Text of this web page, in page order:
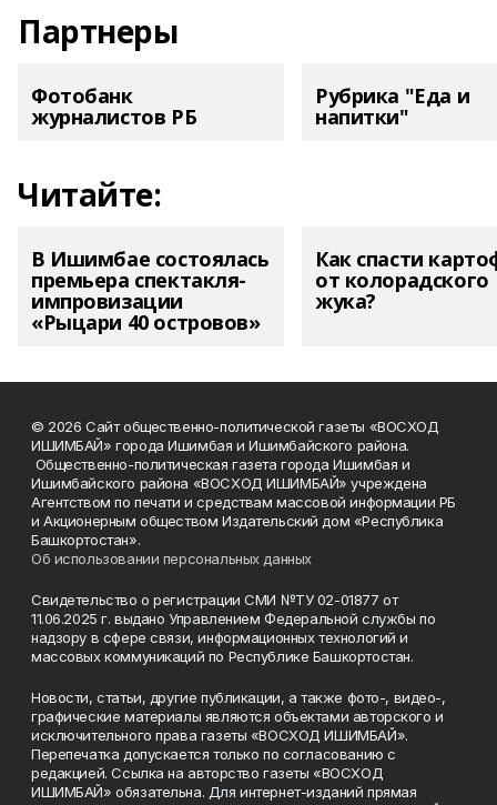
Партнеры
Фотобанк
журналистов РБ
Рубрика "Еда и
напитки"
Читайте:
В Ишимбае состоялась
премьера спектакля-
импровизации
«Рыцари 40 островов»
Как спасти
от колорадского
жука?
© 2026 Сайт общественно-политической газеты «ВОСХОД
ИШИМБАЙ» города Ишимбая и Ишимбайского района.
Общественно-политическая газета города Ишимбая и
Ишимбайского района «ВОСХОД ИШИМБАЙ» учреждена
Агентством по печати и средствам массовой информации РБ
и Акционерным обществом Издательский дом «Республика
Башкортостан».
Об использовании персональных данных
Свидетельство о регистрации СМИ №ТУ 02-01877 от
11.06.2025 г. выдано Управлением Федеральной службы по
надзору в сфере связи, информационных технологий и
массовых коммуникаций по Республике Башкортостан.
Новости, статьи, другие публикации, а также фото-, видео-,
графические материалы являются объектами авторского и
исключительного права газеты «ВОСХОД ИШИМБАЙ».
Перепечатка допускается только по согласованию с
редакцией. Ссылка на авторство газеты «ВОСХОД
ИШИМБАЙ» обязательна. Для интернет-изданий прямая